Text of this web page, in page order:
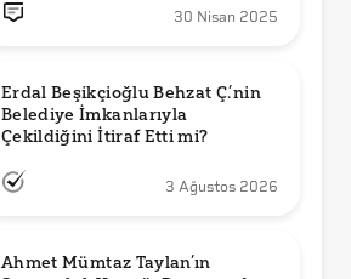
30 Nisan 2025
Erdal Beşikçioğlu Behzat Ç.’nin
Belediye İmkanlarıyla
3 Ağustos 2026
Ahmet Mümtaz Taylan’ın